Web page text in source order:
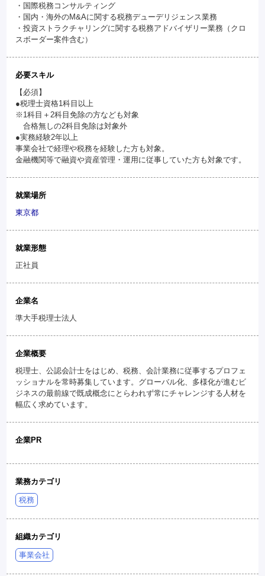
・国際税務コンサルティング
・国内・海外のM&Aに関する税務デューデリジェンス業務
・投資ストラクチャリングに関する税務アドバイザリー業務（クロ
スボーダー案件含む）
必要スキル
【必須】
●税理士資格1科目以上
※1科目＋2科目免除の方なども対象
合格無しの2科目免除は対象外
●実務経験2年以上
事業会社で経理や税務を経験した方も対象。
金融機関等で融資や資産管理・運用に従事していた方も対象です。
就業場所
東京都
就業形態
正社員
企業名
準大手税理士法人
企業概要
税理士、公認会計士をはじめ、税務、会計業務に従事するプロフェ
ッショナルを常時募集しています。グローバル化、多様化が進むビ
ジネスの最前線で既成概念にとらわれず常にチャレンジする人材を
幅広く求めています。
企業PR
業務カテゴリ
税務
組織カテゴリ
事業会社